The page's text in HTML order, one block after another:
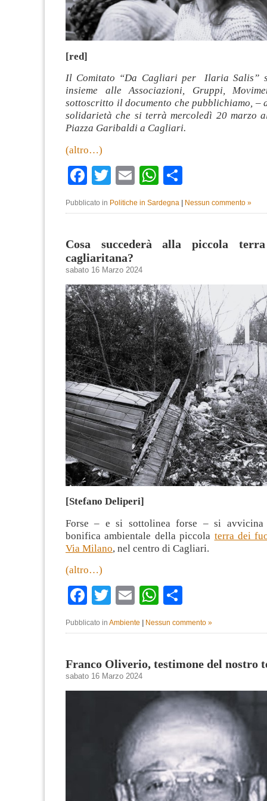
[red]
Il Comitato “Da Cagliari per Ilaria Salis”
insieme alle Associazioni, Gruppi,
sottoscritto il documento che pubblichiamo, –
solidarietà che si terrà mercoledì 20 marzo
Piazza Garibaldi a Cagliari.
(altro…)
Facebook
TwitterEmailWhatsApp
Pubblicato in Politiche in Sardegna | Nessun commento »
Cosa succederà alla piccola
cagliaritana?
sabato 16 Marzo 2024
[Stefano Deliperi]
Forse – e si sottolinea forse – si avvicina
bonifica ambientale della piccola terra dei
Via Milano, nel centro di Cagliari.
(altro…)
Facebook
TwitterEmailWhatsApp
Pubblicato in Ambiente Nessun commento »
Franco Oliverio, testimone del nostro
sabato 16 Marzo 2024